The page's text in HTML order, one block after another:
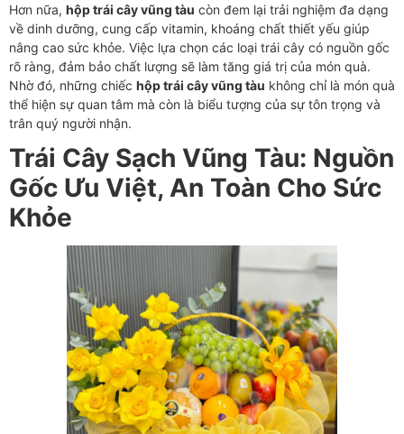
Hơn nữa, hộp trái cây vũng tàu còn đem lại trải nghiệm đa dạng
về dinh dưỡng, cung cấp vitamin, khoáng chất thiết yếu giúp
nâng cao sức khỏe. Việc lựa chọn các loại trái cây có nguồn gốc
rõ ràng, đảm bảo chất lượng sẽ làm tăng giá trị của món quà.
Nhờ đó, những chiếc hộp trái cây vũng tàu không chỉ là món quà
thể hiện sự quan tâm mà còn là biểu tượng của sự tôn trọng và
trân quý người nhận.
Trái Cây Sạch Vũng Tàu: Nguồn
Gốc Ưu Việt, An Toàn Cho Sức
Khỏe